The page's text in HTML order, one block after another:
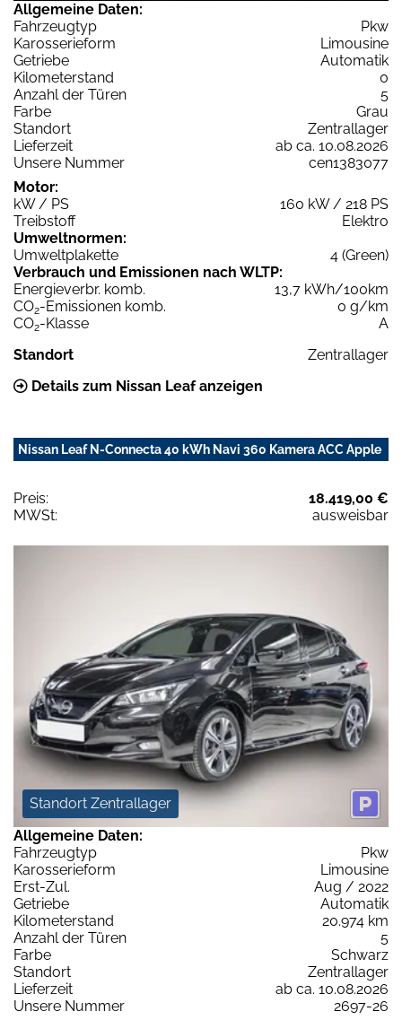
Allgemeine Daten:
Fahrzeugtyp
Pkw
Karosserieform
Limousine
Getriebe
Automatik
Kilometerstand
0
Anzahl der Türen
5
Farbe
Grau
Standort
Zentrallager
Lieferzeit
ab ca. 10.08.2026
Unsere Nummer
cen1383077
Motor:
kW / PS
160 kW / 218 PS
Treibstoff
Elektro
Umweltnormen:
Umweltplakette
4 (Green)
Verbrauch und Emissionen nach WLTP:
Energieverbr. komb.
13,7 kWh/100km
CO2-Emissionen komb.
0 g/km
CO2-Klasse
A
Standort
Zentrallager
Details zum Nissan Leaf anzeigen
Nissan Leaf N-Connecta 40 kWh Navi 360 Kamera ACC Apple
Preis:
18.419,00 €
MWSt:
ausweisbar
Standort Zentrallager
Allgemeine Daten:
Fahrzeugtyp
Pkw
Karosserieform
Limousine
Erst-Zul.
Aug / 2022
Getriebe
Automatik
Kilometerstand
20.974 km
Anzahl der Türen
5
Farbe
Schwarz
Standort
Zentrallager
Lieferzeit
ab ca. 10.08.2026
Unsere Nummer
2697-26